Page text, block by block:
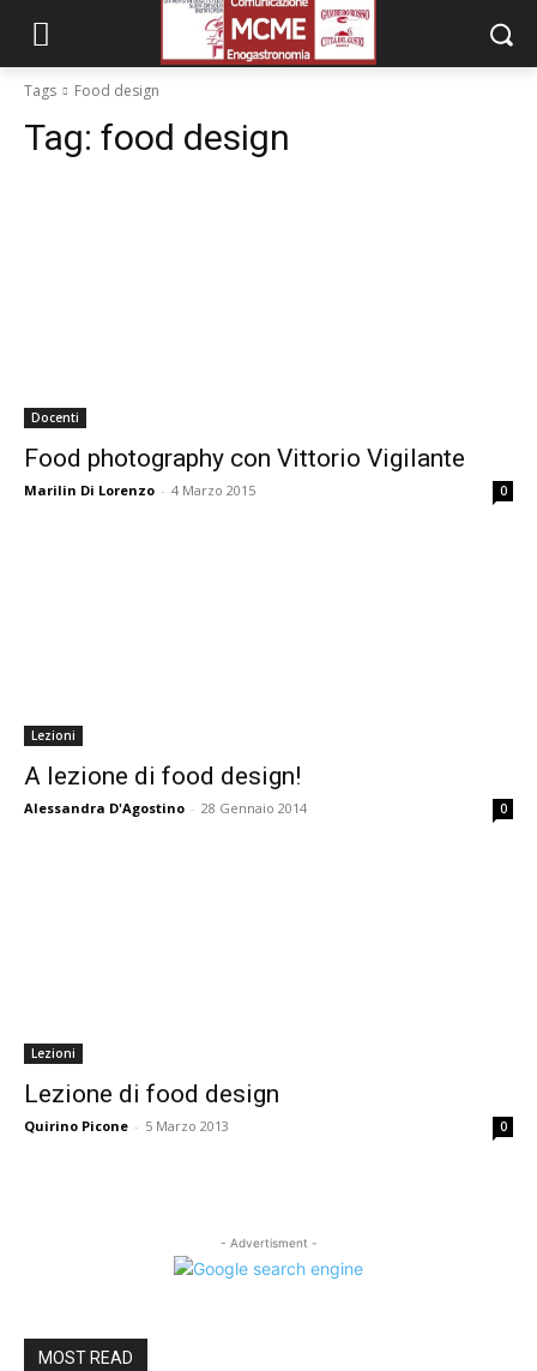
Tags Food design
Tag: food design
Docenti
Food photography con Vittorio Vigilante
Marilin Di Lorenzo - 4 Marzo 2015 0
Lezioni
A lezione di food design!
Alessandra D'Agostino - 28 Gennaio 2014 0
Lezioni
Lezione di food design
Quirino Picone - 5 Marzo 2013 0
- Advertisment -
MOST READ